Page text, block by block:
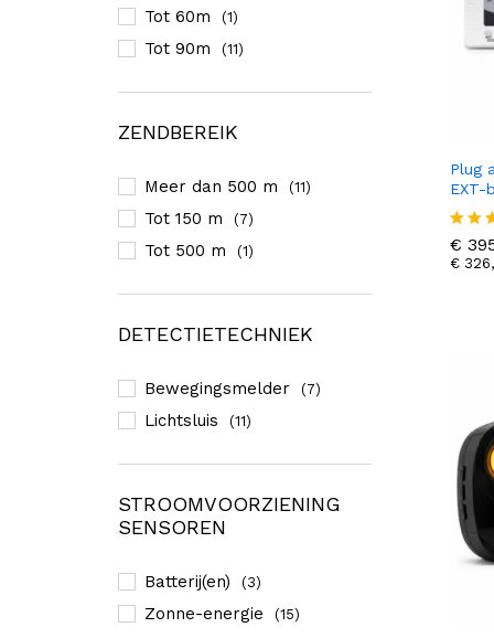
Plug
EXT-
eerd
€
€
€
€
Tot 60m (1)
Tot 90m (11)
ZENDBEREIK
Meer dan 500 m (11)
Tot 150 m (7)
Tot 500 m (1)
DETECTIETECHNIEK
Bewegingsmelder (7)
Lichtsluis (11)
STROOMVOORZIENING
SENSOREN
Batterij(en) (3)
Zonne-energie (15)